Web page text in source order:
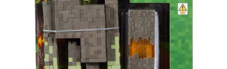
手工藝,文具,蠟筆,泥膠,畫板
娃娃, 芭比,收藏公仔
Play-Doh培樂多
Pokemon寶可夢
12~14歳
14歳以上